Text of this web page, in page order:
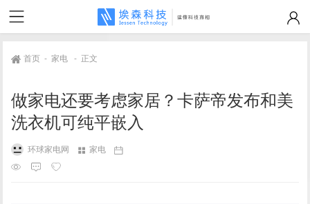
首页 -家电 - 正文
做家电还要考虑家居？卡萨帝发布和美
洗衣机可纯平嵌入
环球家电网 家电